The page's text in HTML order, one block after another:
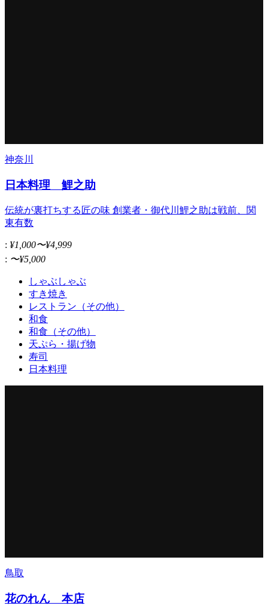
神奈川
日本料理 鯉之助
伝統が裏打ちする匠の味 創業者・御代川鯉之助は戦前、関
東有数
: ¥1,000〜¥4,999
: 〜¥5,000
しゃぶしゃぶ
すき焼き
レストラン（その他）
和食
和食（その他）
天ぷら・揚げ物
寿司
日本料理
鳥取
花のれん 本店